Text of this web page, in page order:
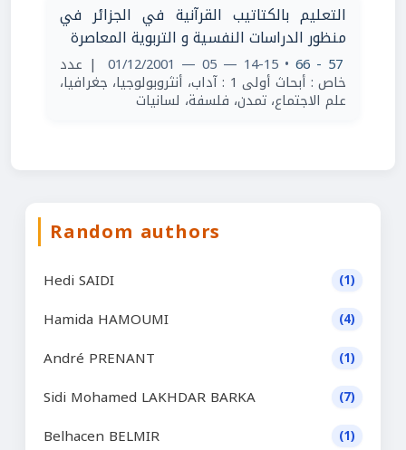
التعليم بالكتاتيب القرآنية في الجزائر في
منظور الدراسات النفسية و التربوية المعاصرة
57 - 66
• 14-15 — 05 — 01/12/2001 | عدد
خاص : أبحاث أولى 1 : آداب، أنثروبولوجيا، جغرافيا،
علم الاجتماع، تمدن، فلسفة، لسانيات
Random authors
Hedi SAIDI (1)
Hamida HAMOUMI (4)
André PRENANT (1)
Sidi Mohamed LAKHDAR BARKA (7)
Belhacen BELMIR (1)